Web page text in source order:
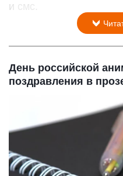
и смс.
День российской
поздравления в